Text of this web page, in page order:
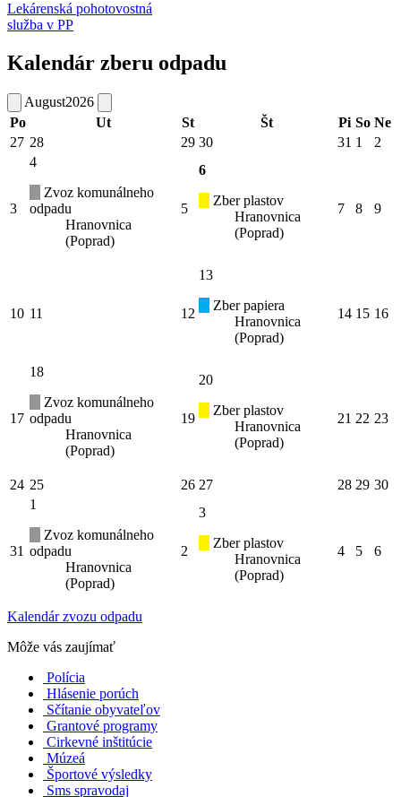
Lekárenská pohotovostná
služba v PP
Kalendár zberu odpadu
August2026
Po
Ut St Št Pi So Ne
27 28 29 30 31 1 2
3
4
Zvoz komunálneho
odpadu
Hranovnica
(Poprad)
5
6
Zber plastov
Hranovnica
(Poprad)
7 8 9
10 11 12
13
Zber papiera
Hranovnica
(Poprad)
14 15 16
17
18
Zvoz komunálneho
odpadu
Hranovnica
(Poprad)
19
20
Zber plastov
Hranovnica
(Poprad)
21 22 23
24 25 26 27 28 29 30
31
1
Zvoz komunálneho
odpadu
Hranovnica
(Poprad)
2
3
Zber plastov
Hranovnica
(Poprad)
4 5 6
Kalendár zvozu odpadu
Môže vás zaujímať
Polícia
Hlásenie porúch
Sčítanie obyvateľov
Grantové programy
Cirkevné inštitúcie
Múzeá
Športové výsledky
Sms spravodaj